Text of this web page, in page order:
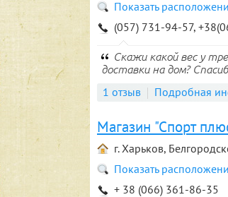
Показать
(057) 731-94-57,
Скажи какой вес у
доставки на дом?
1 отзыв Подробная
Магазин "Спорт
г. Харьков,
Показать
+ 38 (066) 361-86-35